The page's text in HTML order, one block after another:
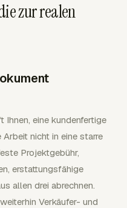
zur realen
eine kundenfertige
nicht in eine starre
Projektgebühr,
erstattungsfähige
allen drei abrechnen.
Verkäufer- und